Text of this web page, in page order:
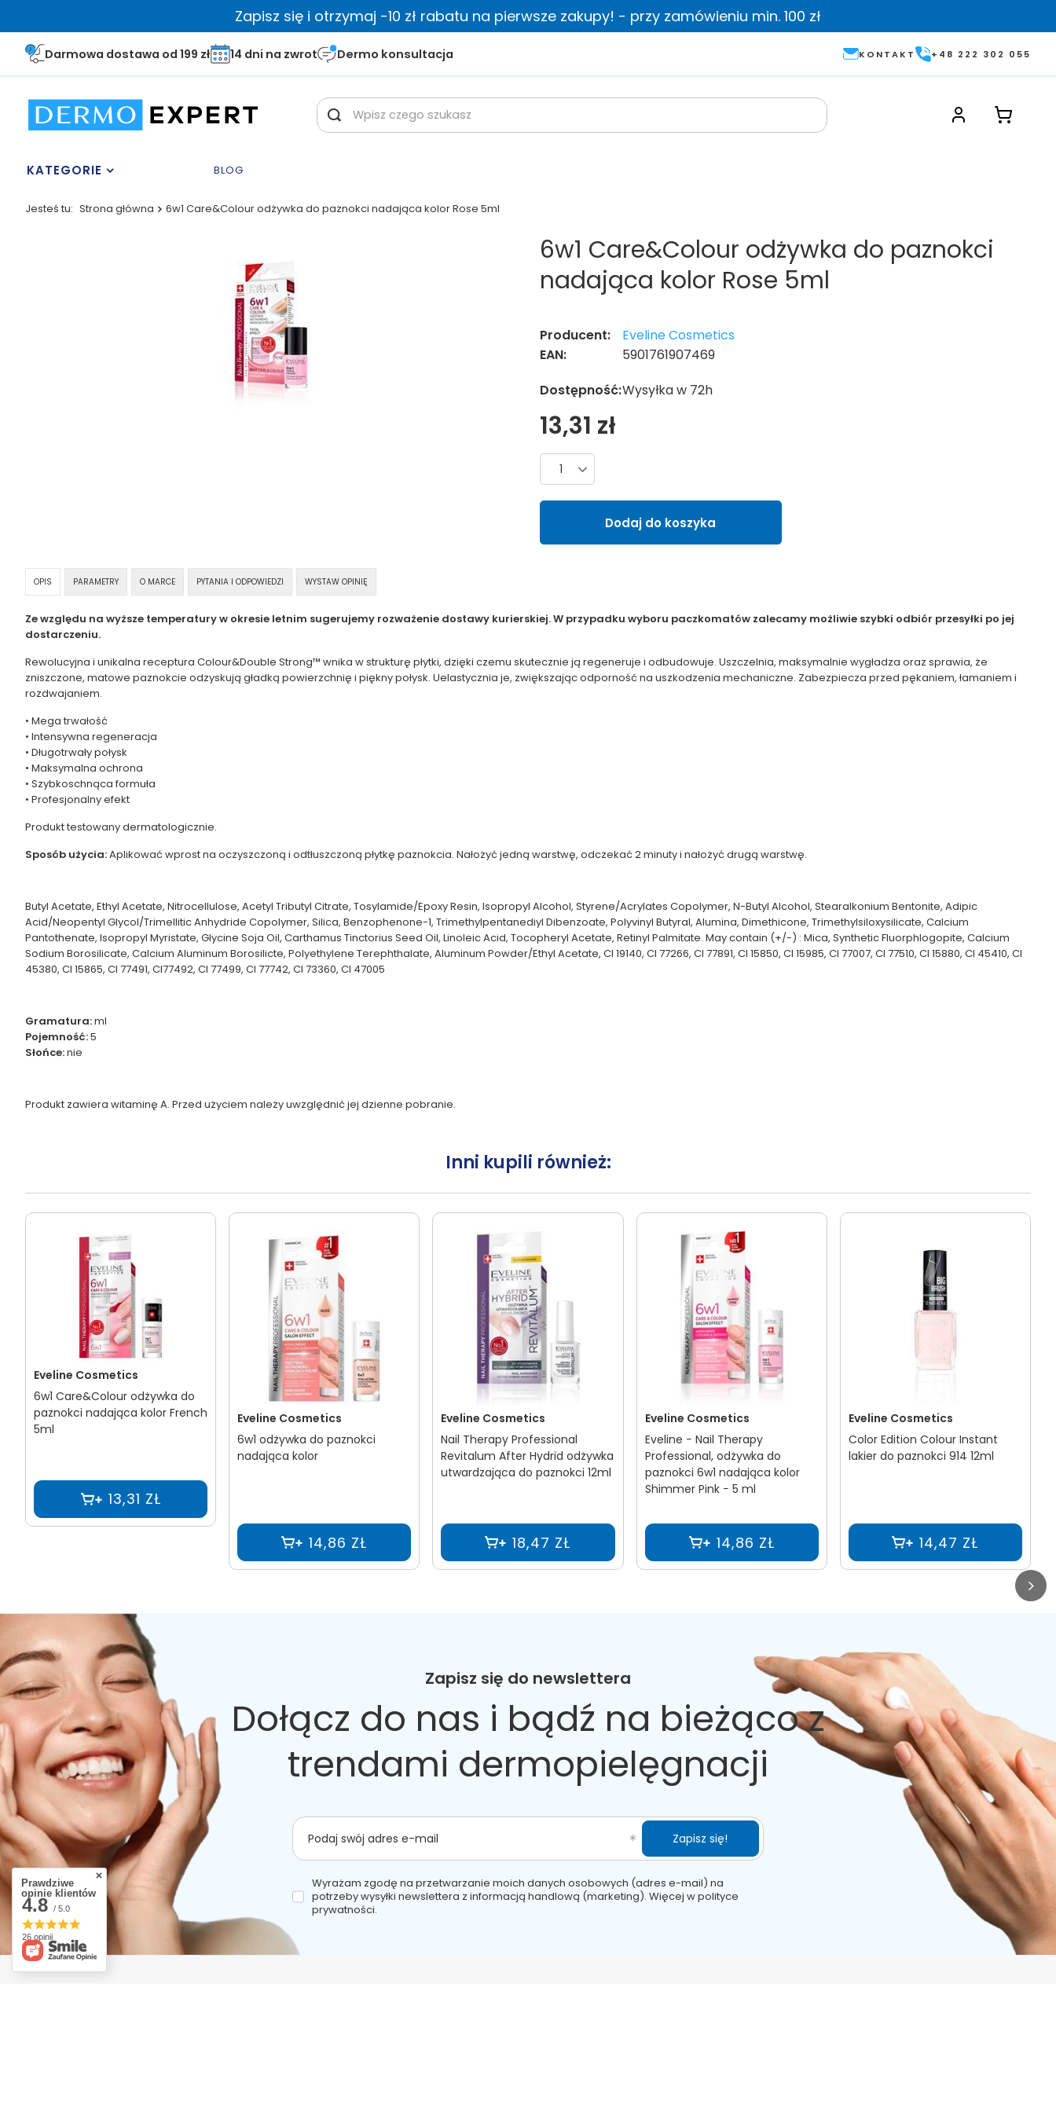
Zapisz się i otrzymaj -10 zł rabatu na pierwsze zakupy! - przy zamówieniu min. 100 zł
Darmowa dostawa od 199 zł 14 dni na zwrot Dermo konsultacja KONTAKT +48 222 302 055
KATEGORIE BLOG
Jesteś tu: Strona główna 6w1 Care&Colour odżywka do paznokci nadająca kolor Rose 5ml
6w1 Care&Colour odżywka do paznokci
nadająca kolor Rose 5ml
Producent:
Eveline Cosmetics
EAN:
5901761907469
Dostępność:Wysyłka w 72h
13,31 zł
Liczba produktów
Dodaj do koszyka
OPIS PARAMETRY O MARCE PYTANIA I ODPOWIEDZI WYSTAW OPINIĘ
Ze względu na wyższe temperatury w okresie letnim sugerujemy rozważenie dostawy kurierskiej. W przypadku wyboru paczkomatów zalecamy możliwie szybki odbiór przesyłki po jej
dostarczeniu.
Rewolucyjna i unikalna receptura Colour&Double Strong™ wnika w strukturę płytki, dzięki czemu skutecznie ją regeneruje i odbudowuje. Uszczelnia, maksymalnie wygładza oraz sprawia, że
zniszczone, matowe paznokcie odzyskują gładką powierzchnię i piękny połysk. Uelastycznia je, zwiększając odporność na uszkodzenia mechaniczne. Zabezpiecza przed pękaniem, łamaniem i
rozdwajaniem.
• Mega trwałość
• Intensywna regeneracja
• Długotrwały połysk
• Maksymalna ochrona
• Szybkoschnąca formuła
• Profesjonalny efekt
Produkt testowany dermatologicznie.
Sposób użycia:Aplikować wprost na oczyszczoną i odtłuszczoną płytkę paznokcia. Nałożyć jedną warstwę, odczekać 2 minuty i nałożyć drugą warstwę.
Butyl Acetate, Ethyl Acetate, Nitrocellulose, Acetyl Tributyl Citrate, Tosylamide/Epoxy Resin, Isopropyl Alcohol, Styrene/Acrylates Copolymer, N-Butyl Alcohol, Stearalkonium Bentonite, Adipic
Acid/Neopentyl Glycol/Trimellitic Anhydride Copolymer, Silica, Benzophenone-1, Trimethylpentanediyl Dibenzoate, Polyvinyl Butyral, Alumina, Dimethicone, Trimethylsiloxysilicate, Calcium
Pantothenate, Isopropyl Myristate, Glycine Soja Oil, Carthamus Tinctorius Seed Oil, Linoleic Acid, Tocopheryl Acetate, Retinyl Palmitate. May contain (+/-) : Mica, Synthetic Fluorphlogopite, Calcium
Sodium Borosilicate, Calcium Aluminum Borosilicte, Polyethylene Terephthalate, Aluminum Powder/Ethyl Acetate, CI 19140, CI 77266, CI 77891, CI 15850, CI 15985, CI 77007, CI 77510, CI 15880, CI 45410, CI
45380, CI 15865, CI 77491, CI77492, CI 77499, CI 77742, CI 73360, CI 47005
Gramatura:ml
Pojemność:5
Słońce:nie
Produkt zawiera witaminę A. Przed użyciem należy uwzględnić jej dzienne pobranie.
Inni kupili również:
Eveline Cosmetics
6w1 Care&Colour odżywka do
paznokci nadająca kolor French
5ml
13,31 ZŁ
Eveline Cosmetics
6w1 odżywka do paznokci
nadająca kolor
14,86 ZŁ
Eveline Cosmetics
Nail Therapy Professional
Revitalum After Hydrid odżywka
utwardzająca do paznokci 12ml
18,47 ZŁ
Eveline Cosmetics
Eveline − Nail Therapy
Professional, odżywka do
paznokci 6w1 nadająca kolor
Shimmer Pink − 5 ml
14,86 ZŁ
Eveline Cosmetics
Color Edition Colour Instant
lakier do paznokci 914 12ml
14,47 ZŁ
Zapisz się do newslettera
Dołącz do nas i bądź na bieżąco z
trendami dermopielęgnacji
Podaj swój adres e-mail
Wyrażam zgodę na przetwarzanie moich danych osobowych (adres e-mail) na
potrzeby wysyłki newslettera z informacją handlową (marketing). Więcej wpolityce
prywatności.
Zapisz się!
Prawdziwe
opinie klientów
4.8 / 5.0
26 opinii